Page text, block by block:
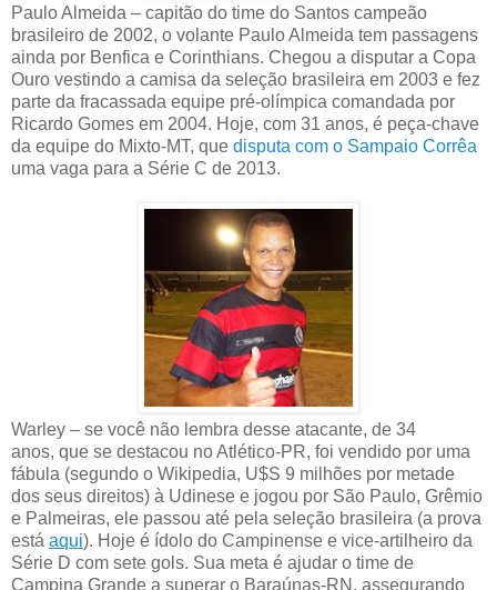
Paulo Almeida – capitão do time do Santos campeão
brasileiro de 2002, o volante Paulo Almeida tem passagens
ainda por Benfica e Corinthians. Chegou a disputar a Copa
Ouro vestindo a camisa da seleção brasileira em 2003 e fez
parte da fracassada equipe pré-olímpica comandada por
Ricardo Gomes em 2004. Hoje, com 31 anos, é peça-chave
da equipe do Mixto-MT, que disputa com o Sampaio Corrêa
uma vaga para a Série C de 2013.
Warley – se você não lembra desse atacante, de 34
anos, que se destacou no Atlético-PR, foi vendido por uma
fábula (segundo o Wikipedia, U$S 9 milhões por metade
dos seus direitos) à Udinese e jogou por São Paulo, Grêmio
e Palmeiras, ele passou até pela seleção brasileira (a prova
está aqui). Hoje é ídolo do Campinense e vice-artilheiro da
Série D com sete gols. Sua meta é ajudar o time de
Campina Grande a superar o Baraúnas-RN, assegurando